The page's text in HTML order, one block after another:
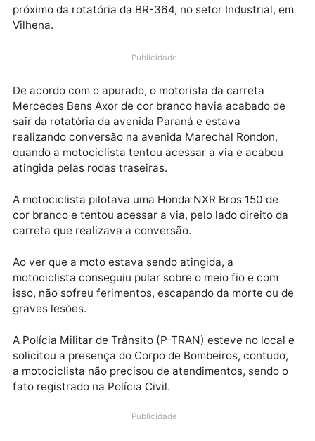
avenida Marechal Rondon com a avenida Paraná,
próximo da rotatória da BR-364, no setor Industrial,
Vilhena.
Publicidade
De acordo com o apurado, o motorista da carreta
Mercedes Bens Axor de cor branco havia acabado
sair da rotatória da avenida Paraná e estava
quando a motociclista tentou acessar a via e acabou
atingida pelas rodas traseiras.
A motociclista pilotava uma Honda NXR Bros 150 de
carreta que realizava a conversão.
Ao ver que a moto estava sendo atingida, a
isso, não sofreu ferimentos, escapando da morte ou